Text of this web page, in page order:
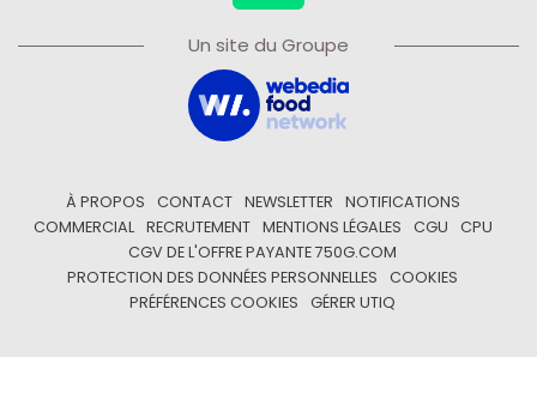
Un site du Groupe
À PROPOS CONTACT NEWSLETTER
NOTIFICATIONS
COMMERCIAL
RECRUTEMENT MENTIONS LÉGALES CGU
CPU
CGV DE L'OFFRE PAYANTE 750G.COM
PROTECTION DES DONNÉES PERSONNELLES
COOKIES
PRÉFÉRENCES COOKIES
GÉRER UTIQ